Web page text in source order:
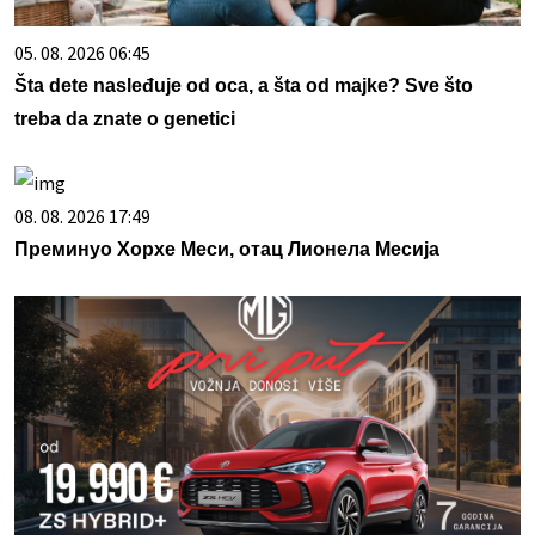
05. 08. 2026 06:45
Šta dete nasleđuje od oca, a šta od majke? Sve što
treba da znate o genetici
08. 08. 2026 17:49
Преминуо Хорхе Меси, отац Лионела Месија